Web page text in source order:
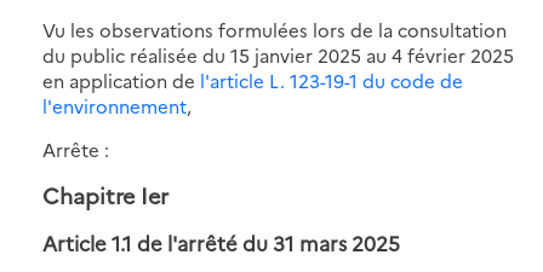
Vu les observations formulées lors de la consultation
du public réalisée du 15 janvier 2025 au 4 février 2025
en application de l'article L. 123-19-1 du code de
l'environnement,
Arrête :
Chapitre Ier
Article 1.1 de l'arrêté du 31 mars 2025